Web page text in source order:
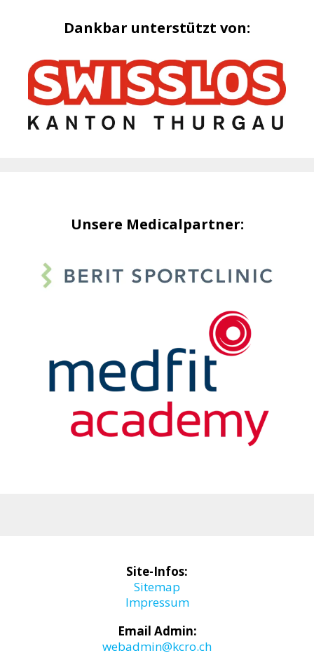
Dankbar unterstützt von:
Unsere Medicalpartner:
Site-Infos:
Sitemap
Impressum
Email Admin:
webadmin@kcro.ch